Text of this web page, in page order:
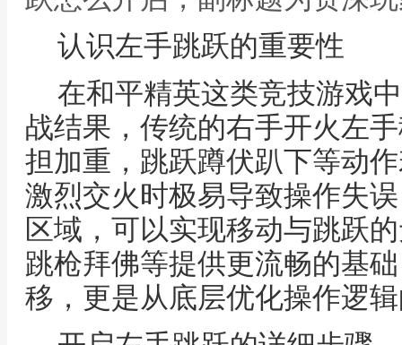
认识左手跳跃的重要性
在和平精英这类竞技游戏
战结果，传统的右手开火左
担加重，跳跃蹲伏趴下等动
激烈交火时极易导致操作失
区域，可以实现移动与跳跃
跳枪拜佛等提供更流畅的基
移，更是从底层优化操作逻